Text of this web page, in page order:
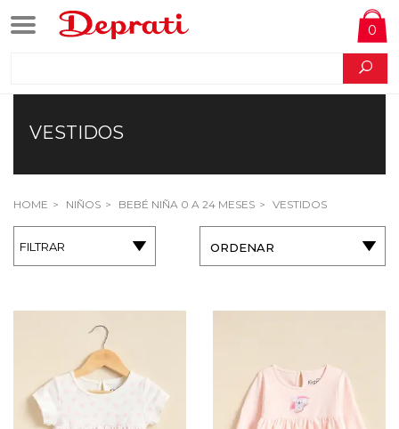
0
VESTIDOS
HOME NIÑOS BEBÉ NIÑA 0 A 24 MESES VESTIDOS
FILTRAR ORDENAR